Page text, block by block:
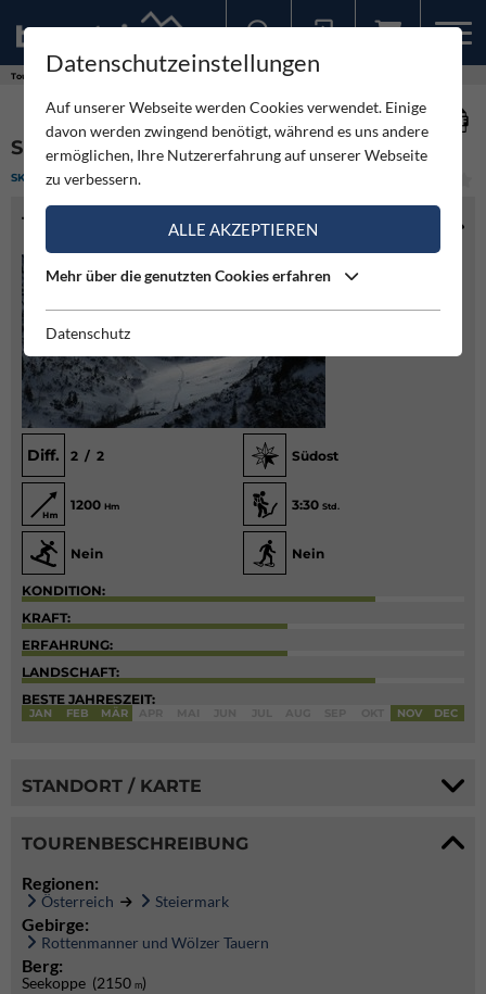
Touren
SEEKOPPE ÜBER DAS RIEDNERTAL
SKITOUR LEICHT
TOURENINFO
Diff. 2 / 2 Südost
1200 Hm 3:30 Std.
Nein Nein
KONDITION:
KRAFT:
ERFAHRUNG:
LANDSCHAFT:
BESTE JAHRESZEIT:
JAN FEB MÄR NOV DEC
STANDORT / KARTE
TOURENBESCHREIBUNG
Regionen:
Österreich Steiermark
Gebirge:
Rottenmanner und Wölzer Tauern
Berg:
Seekoppe (2150 m)
Datenschutzeinstellungen
Auf unserer Webseite werden Cookies verwendet. Einige
davon werden zwingend benötigt, während es uns andere
ermöglichen, Ihre Nutzererfahrung auf unserer Webseite
zu verbessern.
ALLE AKZEPTIEREN
Mehr über die genutzten Cookies erfahren
Datenschutz